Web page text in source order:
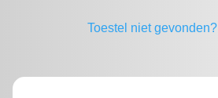
Toestel niet gevonden?